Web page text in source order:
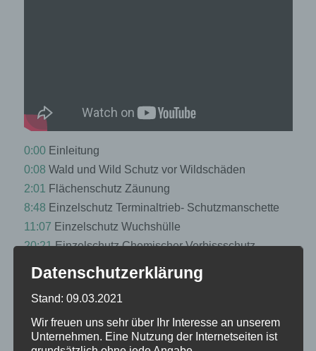
0:00Einleitung
0:08 Wald und Wild Schutz vor Wildschäden
2:01 Flächenschutz Zäunung
8:48 Einzelschutz Terminaltrieb- Schutzmanschette
11:07 Einzelschutz Wuchshülle
20:21Einzelschutz Chemischer Verbissschutz
Back to Kurs
Datenschutzerklärung
Stand: 09.03.2021
Wir freuen uns sehr über Ihr Interesse an unserem
Unternehmen. Eine Nutzung der Internetseiten ist